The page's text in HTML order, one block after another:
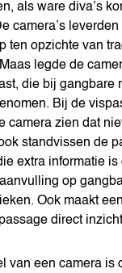
als ware diva’s
camera’s
ten opzichte van
legde de
die bij gangbare
Bij de
camera zien dat
standvissen de
extra informatie is
op
Ook maakt
direct
van een camera is